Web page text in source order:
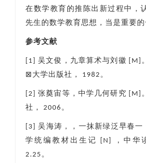
在数学教育的推陈出新过程中，
先生的数学教育思想，当是重要的
参考文献
[1] 吴文俊，九章算术与刘徽 [M]
⊠大学出版社， 1982。
[2] 张奠宙等，中学几何研究 [M]
社， 2006。
[3] 吴海涛，，一抹新绿泛早春一
学统编教材出生记 [N] ，中华
2.25。